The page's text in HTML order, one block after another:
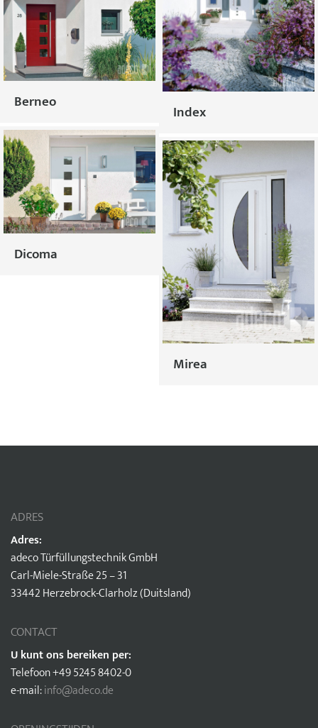
Berneo
Dicoma
Index
Mirea
ADRES
Adres:
adeco Türfüllungstechnik GmbH
Carl-Miele-Straße 25 – 31
33442 Herzebrock-Clarholz (Duitsland)
CONTACT
U kunt ons bereiken per:
Telefoon +49 5245 8402-0
e-mail:info@adeco.de